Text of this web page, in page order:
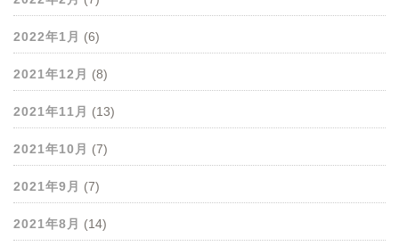
2022年1月 (6)
2021年12月 (8)
2021年11月 (13)
2021年10月 (7)
2021年9月 (7)
2021年8月 (14)